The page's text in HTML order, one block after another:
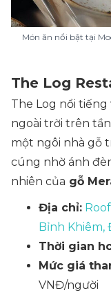
Món ăn nổi bật tại
The Log
The Log nổi tiếng
ngoài trời trên
một ngôi nhà gỗ
cúng nhờ ánh
nhiên của gỗ
Địa chỉ:
Bỉnh Khiêm,
Thời gian
Mức giá
VNĐ/người